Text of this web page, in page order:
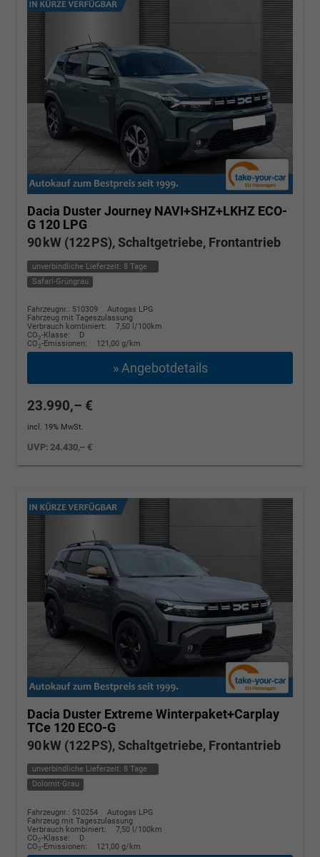
Dacia DusterJourney NAVI+SHZ+LKHZ ECO-
G 120 LPG
90 kW (122 PS), Schaltgetriebe, Frontantrieb
unverbindliche Lieferzeit: 8 Tage
Safari-Grüngrau
Fahrzeugnr.: 510309
Autogas LPG
Fahrzeug mit Tageszulassung
Verbrauch kombiniert:
7,50 l/100km
CO2-Klasse:
D
CO2-Emissionen: 121,00 g/km
» Angebotdetails
23.990,– €
incl. 19% MwSt.
UVP:24.430,– €
Dacia Duster Extreme Winterpaket+Carplay
TCe 120 ECO-G
90 kW (122 PS), Schaltgetriebe, Frontantrieb
unverbindliche Lieferzeit: 8 Tage
Dolomit-Grau
Fahrzeugnr.: 510254
Autogas LPG
Fahrzeug mit Tageszulassung
Verbrauch kombiniert:
7,50 l/100km
CO2-Klasse:
D
CO2-Emissionen: 121,00 g/km